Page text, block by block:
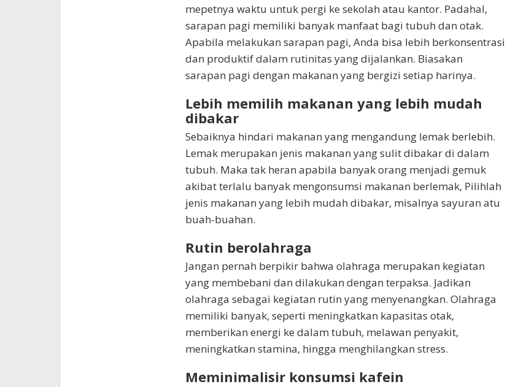
mepetnya waktu untuk pergi ke sekolah atau kantor. Padahal,
sarapan pagi memiliki banyak manfaat bagi tubuh dan otak.
Apabila melakukan sarapan pagi, Anda bisa lebih berkonsentrasi
dan produktif dalam rutinitas yang dijalankan. Biasakan
sarapan pagi dengan makanan yang bergizi setiap harinya.
Lebih memilih makanan yang lebih mudah
dibakar
Sebaiknya hindari makanan yang mengandung lemak berlebih.
Lemak merupakan jenis makanan yang sulit dibakar di dalam
tubuh. Maka tak heran apabila banyak orang menjadi gemuk
akibat terlalu banyak mengonsumsi makanan berlemak, Pilihlah
jenis makanan yang lebih mudah dibakar, misalnya sayuran atu
buah-buahan.
Rutin berolahraga
Jangan pernah berpikir bahwa olahraga merupakan kegiatan
yang membebani dan dilakukan dengan terpaksa. Jadikan
olahraga sebagai kegiatan rutin yang menyenangkan. Olahraga
memiliki banyak, seperti meningkatkan kapasitas otak,
memberikan energi ke dalam tubuh, melawan penyakit,
meningkatkan stamina, hingga menghilangkan stress.
Meminimalisir konsumsi kafein